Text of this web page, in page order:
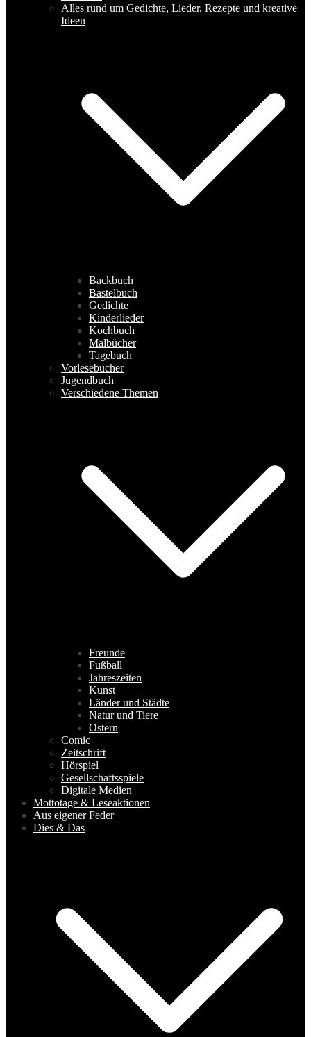
Alles rund um Gedichte, Lieder, Rezepte und kreative
Ideen
Backbuch
Bastelbuch
Gedichte
Kinderlieder
Kochbuch
Malbücher
Tagebuch
Vorlesebücher
Jugendbuch
Verschiedene Themen
Freunde
Fußball
Jahreszeiten
Kunst
Länder und Städte
Natur und Tiere
Ostern
Comic
Zeitschrift
Hörspiel
Gesellschaftsspiele
Digitale Medien
Mottotage & Leseaktionen
Aus eigener Feder
Dies & Das